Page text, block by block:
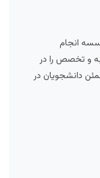
انجام
و تخصص را در
دانشجویان در